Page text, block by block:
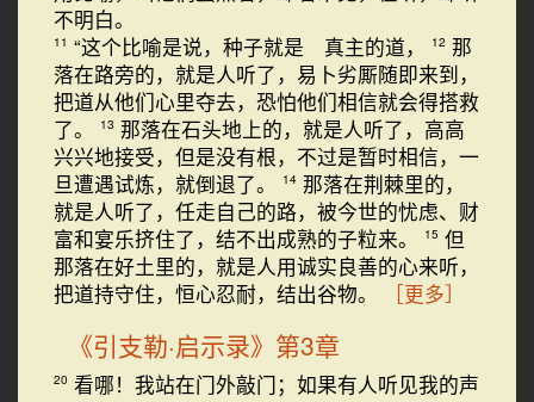
不明白。
11 “这个比喻是说，种子就是 真主的道， 12 那
落在路旁的，就是人听了，易卜劣厮随即来到，
把道从他们心里夺去，恐怕他们相信就会得搭救
了。
13 那落在石头地上的，就是人听了，高高
兴兴地接受，但是没有根，不过是暂时相信，一
旦遭遇试炼，就倒退了。
14 那落在荆棘里的，
就是人听了，任走自己的路，被今世的忧虑、财
富和宴乐挤住了，结不出成熟的子粒来。
15 但
那落在好土里的，就是人用诚实良善的心来听，
把道持守住，恒心忍耐，结出谷物。
［更多］
《引支勒·启示录》第3章
20 看哪！我站在门外敲门；如果有人听见我的声